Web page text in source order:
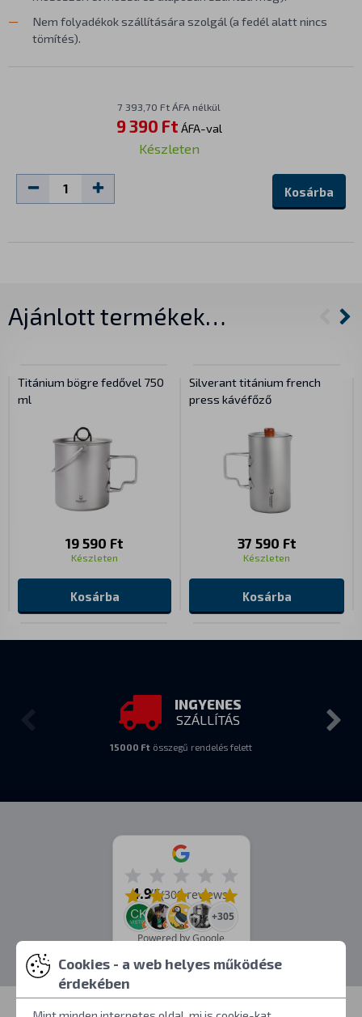
Nem folyadékok szállítására szolgál (a fedél alatt nincs
tömítés).
7 393,70 Ft ÁFA nélkül
9 390 Ft ÁFA-val
Készleten
Kosárba
Ajánlott termékek…
Titánium bögre fedővel 750
ml
19 590 Ft
Készleten
Kosárba
Silverant titánium french
press kávéfőző
37 590 Ft
Készleten
Kosárba
INGYENES
SZÁLLÍTÁS
15000 Ft összegű rendelés felett
4.9/5(309 reviews)
+305
Powered by Google
Cookies - a web helyes működése
érdekében